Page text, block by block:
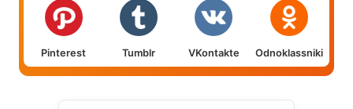
Pinterest Tumblr VKontakte Odnoklassniki